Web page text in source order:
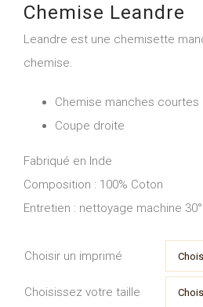
Chemise Leandre
Leandre est une chemisette
chemise.
Chemise manches courtes
Coupe droite
Fabriqué en Inde
Composition : 100% Coton
Entretien : nettoyage machine
Choisir un imprimé
Choisissez votre taille